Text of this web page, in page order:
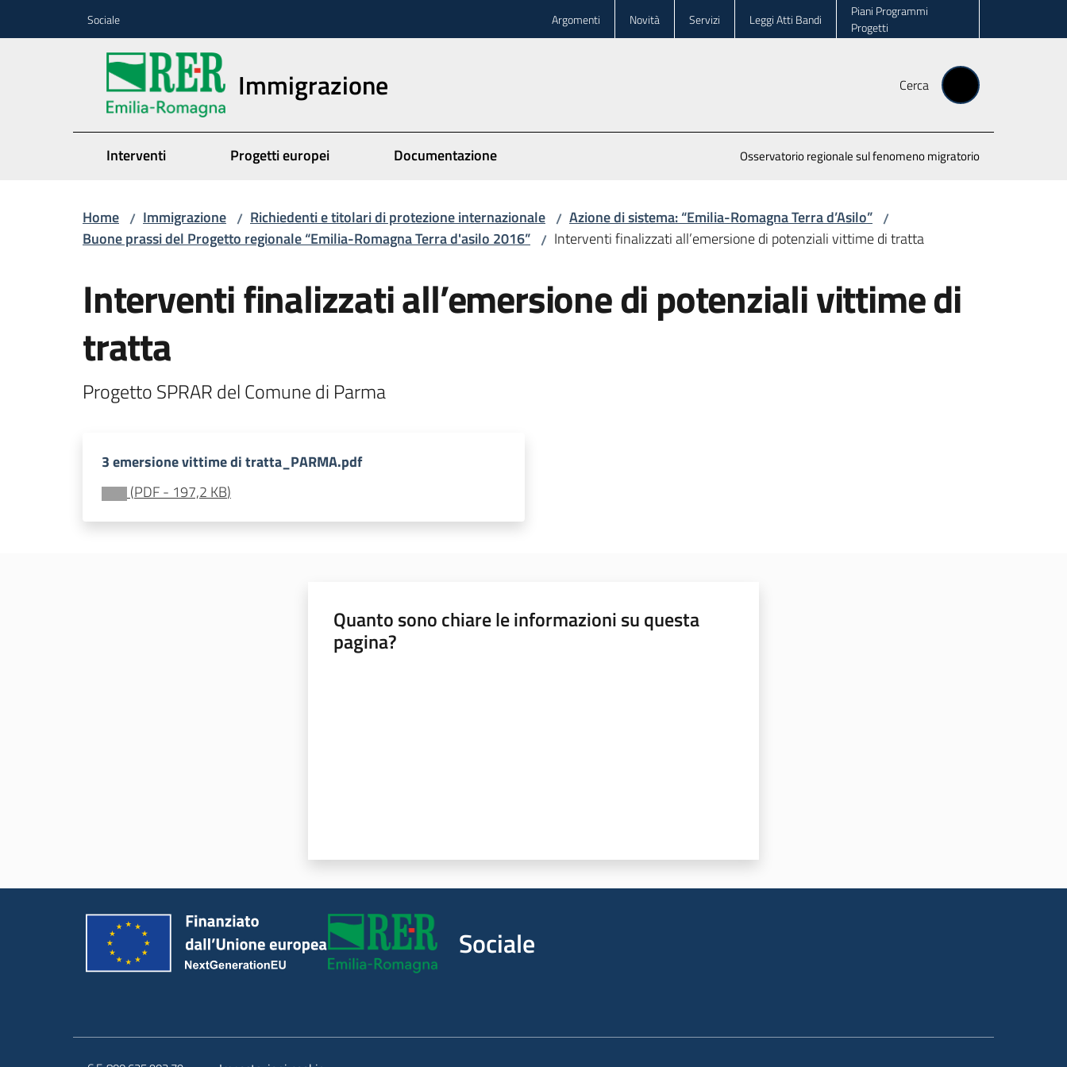
Sociale Argomenti Novità Servizi Leggi Atti Bandi
Piani Programmi
Progetti
Immigrazione Cerca
Interventi Progetti europei Documentazione Osservatorio regionale sul fenomeno migratorio
Home / Immigrazione / Richiedenti e titolari di protezione internazionale / Azione di sistema: “Emilia-Romagna Terra d’Asilo” /
Buone prassi del Progetto regionale “Emilia-Romagna Terra d'asilo 2016” / Interventi finalizzati all’emersione di potenziali vittime di tratta
Interventi finalizzati all’emersione di potenziali vittime di
tratta
Progetto SPRAR del Comune di Parma
3 emersione vittime di tratta_PARMA.pdf
(PDF- 197,2 KB)
Quanto sono chiare le informazioni su questa
pagina?
Sociale